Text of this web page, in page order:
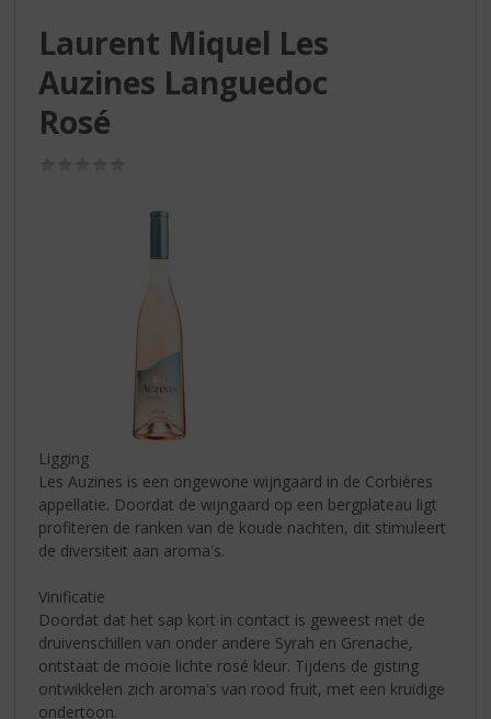
Laurent Miquel Les
Auzines Languedoc
Rosé
Ligging
Les Auzines is een ongewone wijngaard in de Corbières
appellatie. Doordat de wijngaard op een bergplateau ligt
profiteren de ranken van de koude nachten, dit stimuleert
de diversiteit aan aroma's.
Vinificatie
Doordat dat het sap kort in contact is geweest met de
druivenschillen van onder andere Syrah en Grenache,
ontstaat de mooie lichte rosé kleur. Tijdens de gisting
ontwikkelen zich aroma's van rood fruit, met een kruidige
ondertoon.